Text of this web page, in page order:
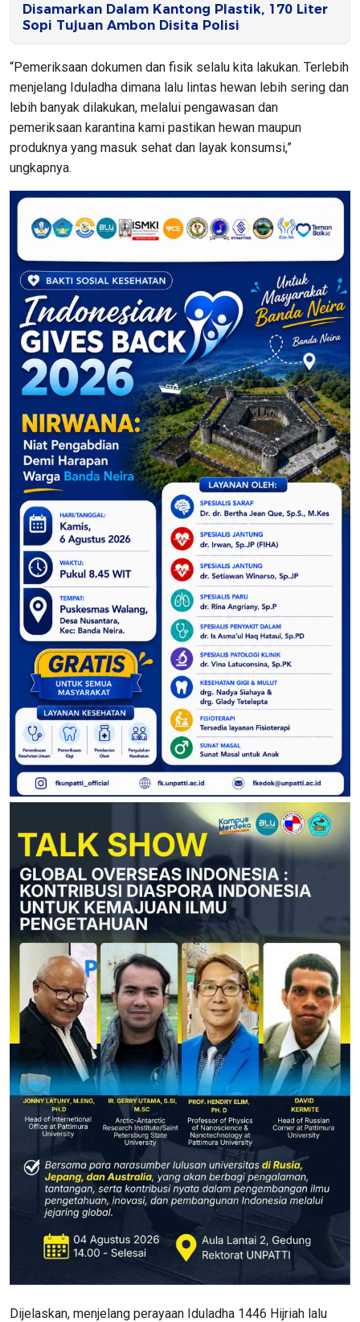
Disamarkan Dalam Kantong Plastik, 170 Liter
Sopi Tujuan Ambon Disita Polisi
“Pemeriksaan dokumen dan fisik selalu kita lakukan. Terlebih
menjelang Iduladha dimana lalu lintas hewan lebih sering dan
lebih banyak dilakukan, melalui pengawasan dan
pemeriksaan karantina kami pastikan hewan maupun
produknya yang masuk sehat dan layak konsumsi,”
ungkapnya.
Dijelaskan, menjelang perayaan Iduladha 1446 Hijriah lalu